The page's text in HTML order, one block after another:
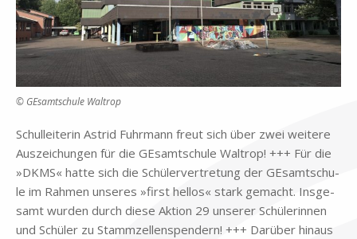
© GEsamtschule Waltrop
Schul­lei­te­rin Astrid Fuhr­mann freut sich über zwei wei­te­re
Aus­zei­chun­gen für die GE­samt­schu­le Wal­trop! +++ Für die
»DKMS« hat­te sich die Schü­ler­ver­tre­tung der GE­samt­schu­
le im Rah­men un­se­res »first hel­los« stark ge­macht. Ins­ge­
samt wur­den durch die­se Ak­ti­on 29 un­se­rer Schü­le­rin­nen
und Schü­ler zu Stamm­zel­len­spen­dern! +++ Dar­über hin­aus